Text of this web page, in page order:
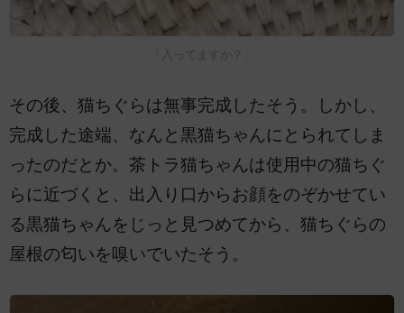
「入ってますか？」
その後、猫ちぐらは無事完成したそう。しかし、
完成した途端、なんと黒猫ちゃんにとられてしま
ったのだとか。茶トラ猫ちゃんは使用中の猫ちぐ
らに近づくと、出入り口からお顔をのぞかせてい
る黒猫ちゃんをじっと見つめてから、猫ちぐらの
屋根の匂いを嗅いでいたそう。